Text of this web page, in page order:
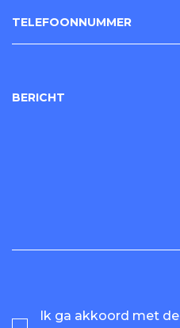
TELEFOONNUMMER
BERICHT
Ik ga akkoord met de